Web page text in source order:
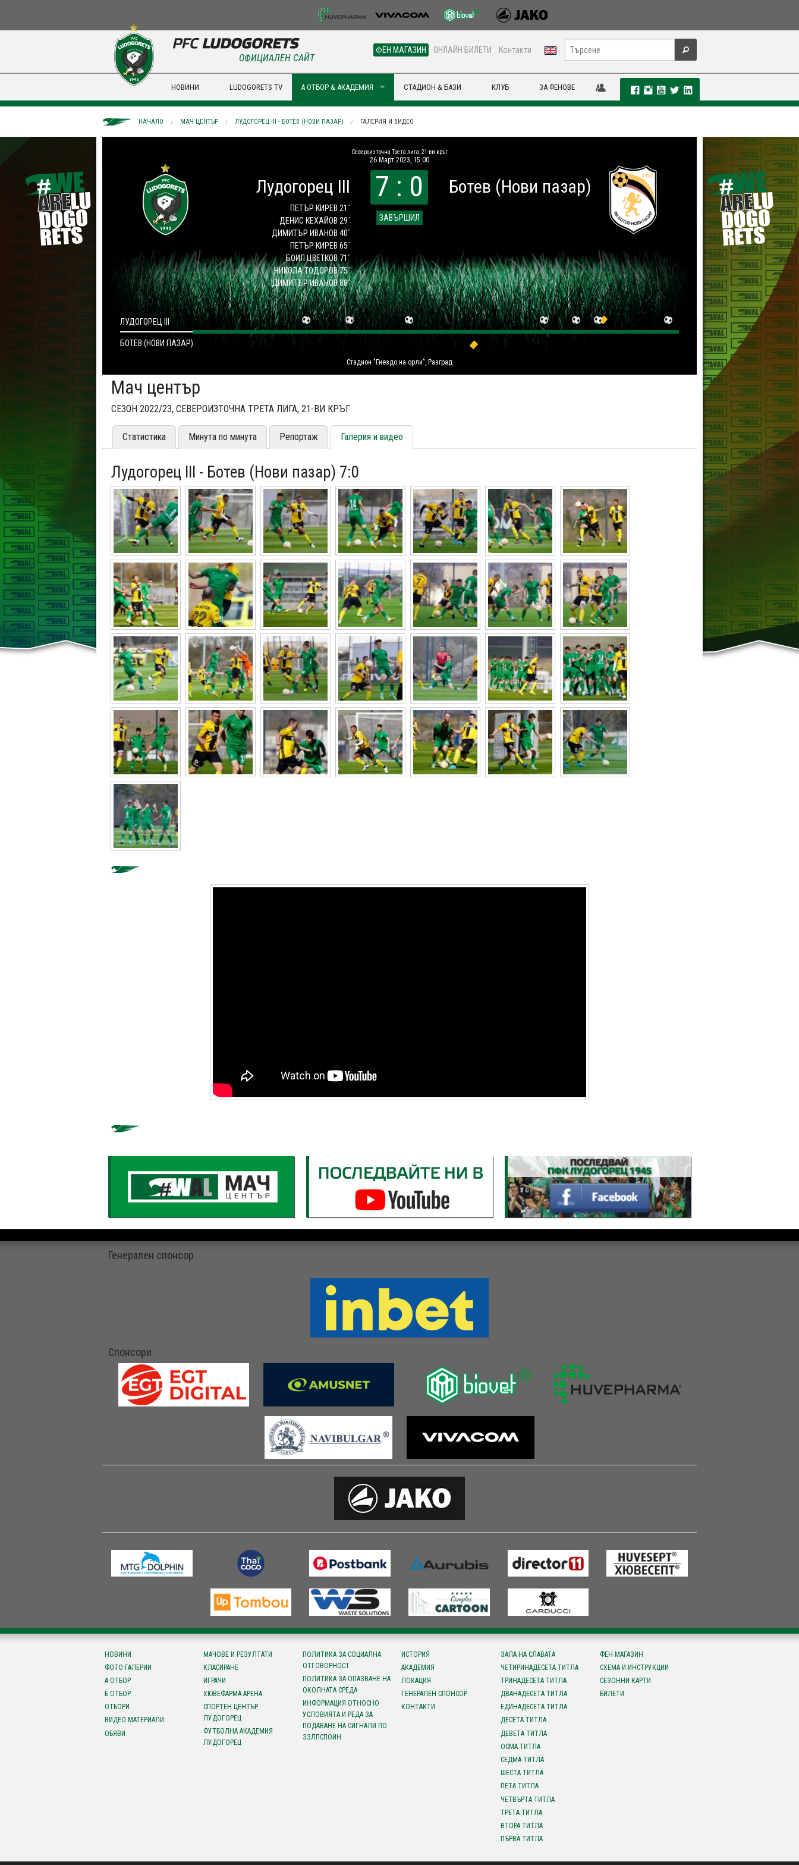
ФЕН МАГАЗИН ОНЛАЙН БИЛЕТИ Контакти
ОФИЦИАЛЕН САЙТ
НОВИНИ LUDOGORETS TV А ОТБОР & АКАДЕМИЯ СТАДИОН & БАЗИ КЛУБ ЗА ФЕНОВЕ
НАЧАЛО МАЧ ЦЕНТЪР ЛУДОГОРЕЦ III - БОТЕВ (НОВИ ПАЗАР) ГАЛЕРИЯ И ВИДЕО
Североизточна Трета лига, 21-ви кръг
26 Март 2023, 15:00
Лудогорец III
ПЕТЪР КИРЕВ 21´
ДЕНИС КЕХАЙОВ 29´
ДИМИТЪР ИВАНОВ 40´
ПЕТЪР КИРЕВ 65´
БОИЛ ЦВЕТКОВ 71´
НИКОЛА ТОДОРОВ 75´
ДИМИТЪР ИВАНОВ 88´
7 : 0
ЗАВЪРШИЛ
Ботев (Нови пазар)
Стадион "Гнездо на орли", Разград
ЛУДОГОРЕЦ III
БОТЕВ (НОВИ ПАЗАР)
Мач център
СЕЗОН 2022/23, СЕВЕРОИЗТОЧНА ТРЕТА ЛИГА, 21-ВИ КРЪГ
Статистика Минута по минута Репортаж Галерия и видео
Лудогорец III - Ботев (Нови пазар) 7:0
Генерален спонсор
Спонсори
НОВИНИ
ФОТО ГАЛЕРИИ
А ОТБОР
Б ОТБОР
ОТБОРИ
ВИДЕО МАТЕРИАЛИ
ОБЯВИ
МАЧОВЕ И РЕЗУЛТАТИ
КЛАСИРАНЕ
ИГРАЧИ
ХЮВЕФАРМА АРЕНА
СПОРТЕН ЦЕНТЪР
ЛУДОГОРЕЦ
ФУТБОЛНА АКАДЕМИЯ
ЛУДОГОРЕЦ
ПОЛИТИКА ЗА СОЦИАЛНА
ОТГОВОРНОСТ
ПОЛИТИКА ЗА ОПАЗВАНЕ НА
ОКОЛНАТА СРЕДА
ИНФОРМАЦИЯ ОТНОСНО
УСЛОВИЯТА И РЕДА ЗА
ПОДАВАНЕ НА СИГНАЛИ ПО
ЗЗЛПСПОИН
ИСТОРИЯ
АКАДЕМИЯ
ЛОКАЦИЯ
ГЕНЕРАЛЕН СПОНСОР
КОНТАКТИ
ЗАЛА НА СЛАВАТА
ЧЕТИРИНАДЕСЕТА ТИТЛА
ТРИНАДЕСЕТА ТИТЛА
ДВАНАДЕСЕТА ТИТЛА
ЕДИНАДЕСЕТА ТИТЛА
ДЕСЕТА ТИТЛА
ДЕВЕТА ТИТЛА
ОСМА ТИТЛА
СЕДМА ТИТЛА
ШЕСТА ТИТЛА
ПЕТА ТИТЛА
ЧЕТВЪРТА ТИТЛА
ТРЕТА ТИТЛА
ВТОРА ТИТЛА
ПЪРВА ТИТЛА
ФЕН МАГАЗИН
СХЕМА И ИНСТРУКЦИИ
СЕЗОННИ КАРТИ
БИЛЕТИ